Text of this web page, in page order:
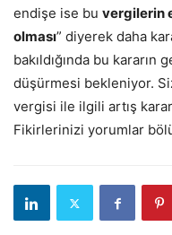
endişe ise bu vergilerin
olması” diyerek daha
bakıldığında bu
düşürmesi bekleniyor.
vergisi ile ilgili artış
Fikirlerinizi yorumlar